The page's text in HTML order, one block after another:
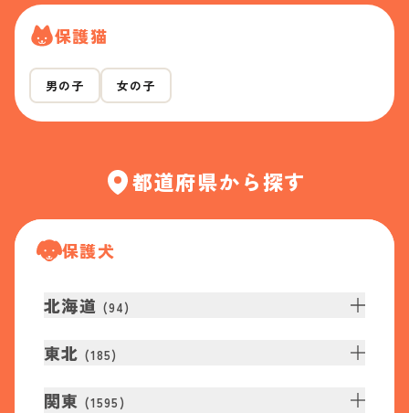
保護猫
男の子 女の子
都道府県から探す
保護犬
北海道 (94)
東北 (185)
関東 (1595 )